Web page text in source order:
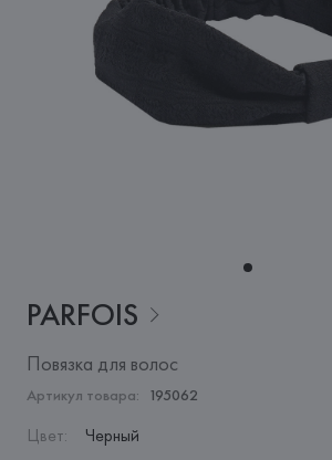
PARFOIS
Повязка для волос
Артикул товара: 195062
Цвет: Черный